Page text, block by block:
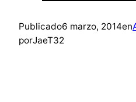
Publicado6 marzo, 2014en
porJaeT32